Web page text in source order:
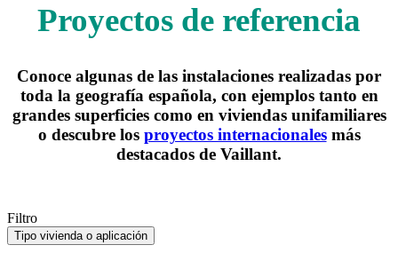
Proyectos de referencia
Conoce algunas de las instalaciones realizadas por
toda la geografía española, con ejemplos tanto en
grandes superficies como en viviendas unifamiliares
o descubre los proyectos internacionalesmás
destacados de Vaillant.
Filtro
Tipo vivienda o aplicación